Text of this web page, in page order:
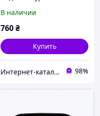
A896C0127
В наличии
760₴
Купить
Интер​нет-ка​та​лог с​ки​​док "ZAKAZ!K" 98%